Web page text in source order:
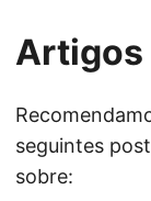
Artigos
seguintes
sobre: